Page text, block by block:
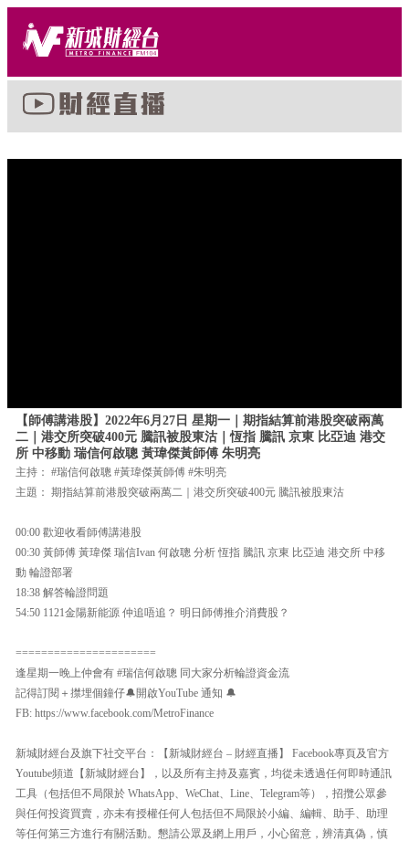
【師傅講港股】2022年6月27日 星期一｜期指結算前港股突破兩萬
二｜港交所突破400元 騰訊被股東沽｜恆指 騰訊 京東 比亞迪 港交
所 中移動 瑞信何啟聰 黃瑋傑黃師傅 朱明亮
主持： #瑞信何啟聰 #黃瑋傑黃師傅 #朱明亮
主題： 期指結算前港股突破兩萬二｜港交所突破400元 騰訊被股東沽
00:00 歡迎收看師傅講港股
00:30 黃師傅 黃瑋傑 瑞信Ivan 何啟聰 分析 恆指 騰訊 京東 比亞迪 港交所 中移
動 輪證部署
18:38 解答輪證問題
54:50 1121金陽新能源 仲追唔追？ 明日師傅推介消費股？
======================
逢星期一晚上仲會有 #瑞信何啟聰 同大家分析輪證資金流
記得訂閱＋㩒埋個鐘仔🔔開啟YouTube 通知 🔔
FB: https://www.facebook.com/MetroFinance
新城財經台及旗下社交平台：【新城財經台 – 財經直播】 Facebook專頁及官方
Youtube頻道【新城財經台】，以及所有主持及嘉賓，均從未透過任何即時通訊
工具（包括但不局限於 WhatsApp、WeChat、Line、Telegram等），招攬公眾參
與任何投資買賣，亦未有授權任何人包括但不局限於小編、編輯、助手、助理
等任何第三方進行有關活動。懇請公眾及網上用戶，小心留意，辨清真偽，慎